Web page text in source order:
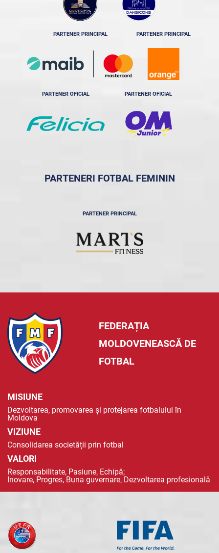
PARTENER PRINCIPAL PARTENER PRINCIPAL
PARTENER OFICIAL PARTENER OFICIAL
PARTENERI FOTBAL FEMININ
PARTENER PRINCIPAL
FEDERAȚIA
MOLDOVENEASCĂ DE
FOTBAL
MISIUNE
Dezvoltarea, promovarea și protejarea fotbalului în
Moldova
VIZIUNE
Consolidarea societății prin fotbal
VALORI
Responsabilitate, Pasiune, Echipă;
Inovare, Progres, Buna guvernare, Dezvoltarea profesională